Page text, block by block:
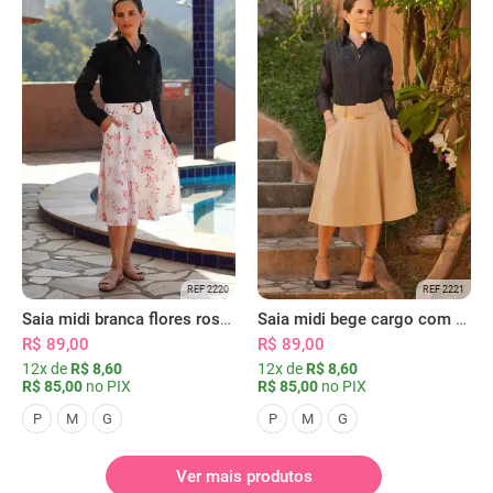
REF 2220
Saia midi branca flores rosas com bolsos
R$ 89,00
12x de R$ 8,60
R$ 85,00 no PIX
P M G
REF 2221
Saia midi bege cargo com bolsos
R$ 89,00
12x de R$ 8,60
R$ 85,00 no PIX
P M G
Ver mais produtos